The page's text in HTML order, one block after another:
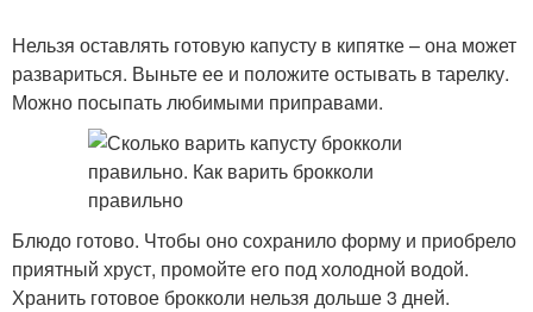
Нельзя оставлять готовую капусту в кипятке – она может
развариться. Выньте ее и положите остывать в тарелку.
Можно посыпать любимыми приправами.
Блюдо готово. Чтобы оно сохранило форму и приобрело
приятный хруст, промойте его под холодной водой.
Хранить готовое брокколи нельзя дольше 3 дней.